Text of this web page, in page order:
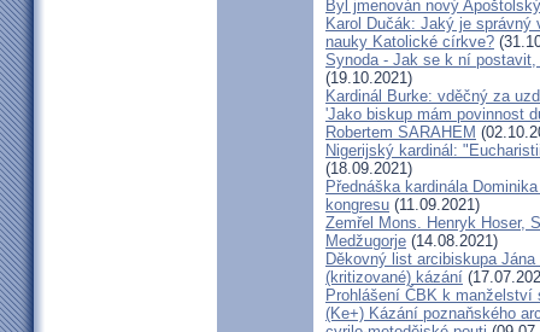
Byl jmenován nový
Karol Dučák: Jaký je
nauky Katolické církve?
Synoda - Jak se k ní
(19.10.2021)
Kardinál Burke: vděčný za
'Jako biskup mám povinnost
Robertem SARAHEM
Nigerijský kardinál:
(18.09.2021)
Přednáška kardinála
kongresu (11.09.2021)
Zemřel Mons. Henryk Hoser,
Medžugorje (14.08.2021)
Děkovný list arcibiskupa
(kritizované) kázání
Prohlášení ČBK k manželství
(Ke+) Kázání poznaňského